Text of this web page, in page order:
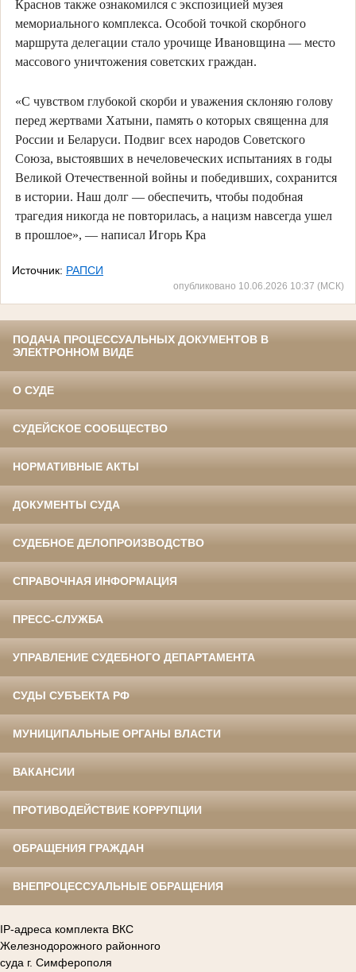
Краснов также ознакомился с экспозицией музея
мемориального комплекса. Особой точкой скорбного
маршрута делегации стало урочище Ивановщина — место
массового уничтожения советских граждан.
«С чувством глубокой скорби и уважения склоняю голову
перед жертвами Хатыни, память о которых священна для
России и Беларуси. Подвиг всех народов Советского
Союза, выстоявших в нечеловеческих испытаниях в годы
Великой Отечественной войны и победивших, сохранится
в истории. Наш долг — обеспечить, чтобы подобная
трагедия никогда не повторилась, а нацизм навсегда ушел
в прошлое», — написал Игорь Кра
Источник: РАПСИ
опубликовано 10.06.2026 10:37 (МСК)
ПОДАЧА ПРОЦЕССУАЛЬНЫХ ДОКУМЕНТОВ В
ЭЛЕКТРОННОМ ВИДЕ
О СУДЕ
СУДЕЙСКОЕ СООБЩЕСТВО
НОРМАТИВНЫЕ АКТЫ
ДОКУМЕНТЫ СУДА
СУДЕБНОЕ ДЕЛОПРОИЗВОДСТВО
СПРАВОЧНАЯ ИНФОРМАЦИЯ
ПРЕСС-СЛУЖБА
УПРАВЛЕНИЕ СУДЕБНОГО ДЕПАРТАМЕНТА
СУДЫ СУБЪЕКТА РФ
МУНИЦИПАЛЬНЫЕ ОРГАНЫ ВЛАСТИ
ВАКАНСИИ
ПРОТИВОДЕЙСТВИЕ КОРРУПЦИИ
ОБРАЩЕНИЯ ГРАЖДАН
ВНЕПРОЦЕССУАЛЬНЫЕ ОБРАЩЕНИЯ
IP-адреса комплекта ВКС
Железнодорожного районного
суда г. Симферополя